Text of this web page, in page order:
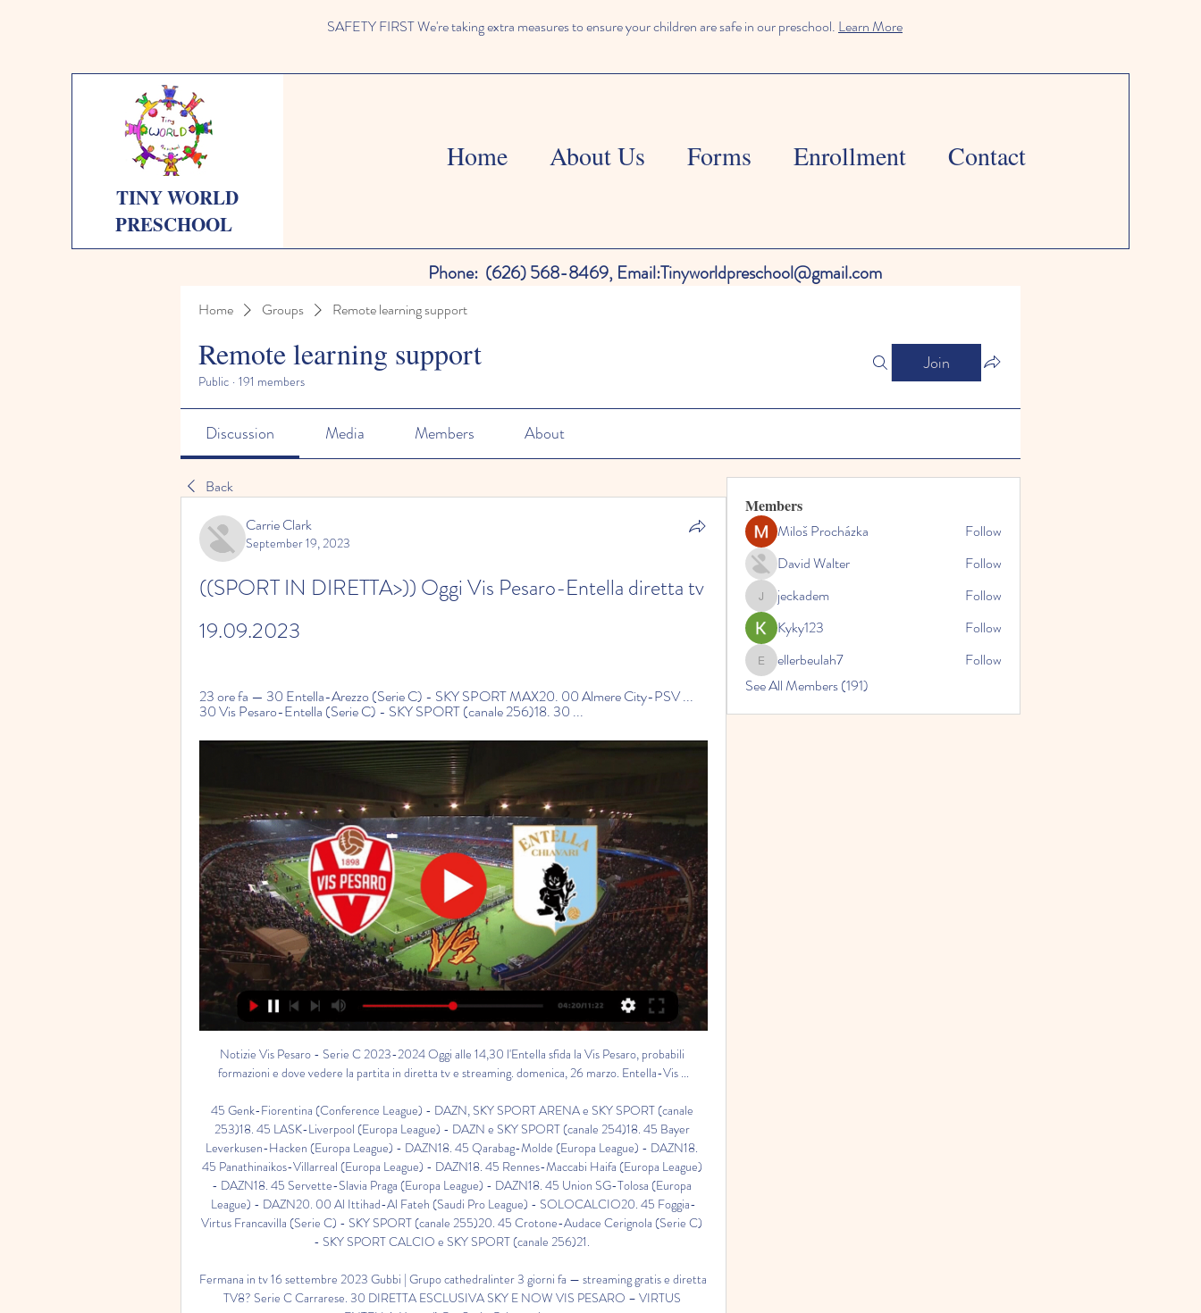
SAFETY FIRST We're taking extra measures to ensure your children are safe in our preschool. Learn More
TINY WORLD
PRESCHOOL
Home About Us Forms Enrollment Contact
Phone: (626) 568-8469, Email:Tinyworldpreschool@gmail.com
Home Groups Remote learning support
Remote learning support
Public · 191 members
Join
Discussion Media Members About
Back
Carrie Clark
September 19, 2023
((SPORT IN DIRETTA>)) Oggi Vis Pesaro-Entella diretta tv
19.09.2023
23 ore fa — 30 Entella-Arezzo (Serie C) - SKY SPORT MAX20. 00 Almere City-PSV ...
30 Vis Pesaro-Entella (Serie C) - SKY SPORT (canale 256)18. 30 ...
Notizie Vis Pesaro - Serie C 2023-2024 Oggi alle 14,30 l'Entella sfida la Vis Pesaro, probabili formazioni e dove vedere la partita in diretta tv e streaming. domenica, 26 marzo. Entella-Vis ...

45 Genk-Fiorentina (Conference League) - DAZN, SKY SPORT ARENA e SKY SPORT (canale 253)18. 45 LASK-Liverpool (Europa League) - DAZN e SKY SPORT (canale 254)18. 45 Bayer Leverkusen-Hacken (Europa League) - DAZN18. 45 Qarabag-Molde (Europa League) - DAZN18. 45 Panathinaikos-Villarreal (Europa League) - DAZN18. 45 Rennes-Maccabi Haifa (Europa League) - DAZN18. 45 Servette-Slavia Praga (Europa League) - DAZN18. 45 Union SG-Tolosa (Europa League) - DAZN20. 00 Al Ittihad-Al Fateh (Saudi Pro League) - SOLOCALCIO20. 45 Foggia-Virtus Francavilla (Serie C) - SKY SPORT (canale 255)20. 45 Crotone-Audace Cerignola (Serie C) - SKY SPORT CALCIO e SKY SPORT (canale 256)21. 

Fermana in tv 16 settembre 2023 Gubbi | Grupo cathedralinter 3 giorni fa — streaming gratis e diretta TV8? Serie C Carrarese. 30 DIRETTA ESCLUSIVA SKY E NOW VIS PESARO – VIRTUS ENTELLA Martedì OreSerie C, le partite ...

30 Porto-Gil Vicente (Campionato portoghese) - DAZN23. 30 Boca Juniors-Lanus (Campionato argentino) - SPORTITALIA, ONEFOOTBALL e MOLADOMENICA 24 SETTEMBRE01. 30 Atlanta United-Montreal Impact, Cincinnati-Charlotte, DC United-New York Red Bulls, New York City-Toronto, Philadelphia Union-Los Angeles (MLS) - APPLE TV02. 

00 Zona Serie A - DAZN15. 00 Atalanta-Cagliari (Serie A) - DAZN e ZONA DAZN (canale 214 Sky)15. 00 Udinese-Fiorentina (Serie A) - DAZN e ZONA DAZN 2 (canale 215 Sky)15. 00 Arsenal-Tottenham (Premier League) - SKY SPORT UNO15. 00 Liverpool-West Ham (Premier League) - SKY SPORT MAX15. 00 Torino-Roma (Campionato Primavera) - SOLOCALCIO16. 

Vis Pesaro - Virtus Entella in tv e streaming: dove vedere 26 mar 2023 — La partita tra Vis Pesaro e Virtus Entella sarà trasmessa in diretta tv su Sky (ma solo all'interno di diretta gol, in onda sul canale Sky Sport ...

Partita Virtus Entella vs Vis Pesaro - Girone B Partita Virtus Entella vs Vis Pesaro. foto e video partita Video/Foto. 23 08:15 Champions League 23/24, oggi i sorteggi: ecco dove guardare la diretta in Tv ...

00 Racing-Newell's (Campionato argentino) - SPORTITALIA, ONEFOOTBALL e MOLA02. 30 Houston Dynamo-Whitecaps, Sporting KC-Nashville, St. Louis City-Los Angeles FC (MLS) - APPLE TV02. 30 San Paolo-Fortaleza (Brasileirão) - ONEFOOTBALL e MOLA02. 30 Fluminense-Cruzeiro (Brasileirão) - SOLOCALCIO03. 30 Colorado Rapids-Seattle Sounders, Real Salt Lake-Dallas (MLS) - APPLE TV04. 30 LA Galaxy-Minnesota United, Portland Timbers-San José Earthquakes (MLS) - APPLE TV17. 00 Damak-Al Hilal (Saudi Pro League) - SPORTITALIA18. 

Guida TV: dove vedere tutto il calcio in diretta TV e streaming ... tv e streaming, con le partite di calcio in tv oggi e stasera. 18.30 Pergolettese-Triestina (Serie C) - SKY SPORT (canale 255); 18.30 Vis Pesaro-Entella ( ...

Vis Pesaro diretta tv 23 luglio | Chinese Storytime Group [[STREAMING=]] Oggi Monza - Vis Pesaro diretta tv 23 luglio 2023. Al Benatti di Diretta Vis Pesaro-Entella: dove vederla in tv e live streaming. Fiorentina ...

30 Svizzera-Italia (Nations League femminile) - RAI SPORT20. 00 Go Ahea Eagles-Fortuna Sittard (Eredivisie) - MOLA20. 00 Al Nassr-Al Ahli (Saudi Pro League) - LA7D20. 30 Palermo-Cosenza (Serie B) - DAZN e SKY SPORT (canale 252)20. 30 Stoccarda-Darmstadt (Bundesliga) - SKY SPORT ARENA20. 45 Lecce-Genoa (Serie A) - DAZN, SKY SPORT CALCIO e SKY SPORT (canale 251)21. 

Diretta Vis Pesaro-Entella: dove vederla in tv e live streaming 23 mar 2023 — Dove vederla in tv e in streaming. Puoi vedere Vis Pesaro-Entella in streaming live e on demand su DAZN. La partita sarà disponibile sulla ...

00 Zona Europa - DAZN21. 00 Diretta Gol Europa - SKY SPORT (canale 251)21. 00 Atalanta-Rakow (Europa League) - TV8, DAZN, SKY SPORT UNO, SKY SPORT 4K e SKY SPORT (canale 252)21. 00 Brighton-AEK (Europa League) - DAZN, SKY SPORT ARENA e SKY SPORT (canale 253)21. 00 West Ham-Backa Topola (Europa League) - DAZN e SKY SPORT (canale 254)21. 00 Olympiacos-Friburgo (Europa League) - DAZN21. 00 Ajax-Marsiglia (Europa League) - DAZN21. 

00 Monaco-Nizza (Ligue 1) - SKY SPORT UNO21. 00 Alaves-Athletic (Liga) - DAZNSABATO 23 SETTEMBRE01. 00 Corinthians-Botafogo (Brasileirão) - SPORTITALIA e ONEFOOTBALL11. 00 Lazio-Sassuolo (Campionato Primavera) - SOLOCALCIO11. 00 Sampdoria-Lecce (Campionato Primavera) - SPORTITALIA13. 00 Milan-Juventus (Campionato Primavera) - SPORTITALIA14. 00 Zona Gol Serie B - DAZN14. 00 Diretta Gol Serie B - SKY SPORT CALCIO14. 00 Cremonese-Ascoli (Serie B) - DAZN e SKY SPORT14. 

45 Sestri Levante-Pescara (Serie C) - SKY SPORT (canale 259)21. 00 Diretta Gol Champions League - SKY SPORT (canale 251) e INFINITY+21. 00 Lazio-Atletico Madrid (Champions League) - CANALE 5, SKY SPORT UNO, SKY SPORT 4K e SKY SPORT (canale 252)21. 00 PSG-Borussia D. (Champions League) - SKY SPORT ARENA, SKY SPORT (canale 253) e INFINITY+21. 00 Manchester City-Stella Rossa (Champions League) - SKY SPORT (canale 254) e INFINITY+21. 

00 Feralpisalò-Pisa (Serie B) - DAZN e SKY SPORT14. 00 Modena-Lecco (Serie B) - DAZN e SKY SPORT14. 00 Ternana-Sudtirol (Serie B) - DAZN e SKY SPORT14. 00 Brescia-Venezia (Serie B) - DAZN e SKY SPORT14. 00 Girona-Maiorca (Liga) - DAZN15. 00 Milan-Verona (Serie A) - DAZN e ZONA DAZN (canale 214 Sky)15. 00 Cagliari-Fiorentina (Campionato Primavera) - SOLOCALCIO15. 00 Empoli-Atalanta (Campionato Primavera) - SILIVE16. 00 Manchester City-Nottingham Forest (Premier League) - SKY SPORT UNO16. 15 Spezia-Reggiana (Serie B) - DAZN, SKY SPORT CALCIO e SKY SPORT (canale 251)16. 

30 Benevento-Taranto (Serie C) - SKY SPORT CALCIO e SKY SPORT (canale 255)18. 30 Messina-Turris (Serie C) - SKY SPORT (canale 256)18. 30 Brindisi-Monterosi (Serie C) - SKY SPORT (canale 257)18. 30 Sorrento-Avellino (Serie C) - SKY SPORT (canale 258)18. 30 Latina-Casertana (Serie C) - SKY SPORT (canale 259)18. 45 Zona Europa - DAZN18. 45 Diretta Gol Europa - SKY SPORT (canale 251)18. 45 Sheriff-Roma (Europa League) - DAZN, SKY SPORT UNO e SKY SPORT (canale 252)18. 

30 Chicago Fire-New England, Dallas-Columbus Crew, Sporting KC-Houston Dynamo, Minnesota United-St. Louis City (MLS) - APPLE TV03. 30 Real Salt Lake-Whitecaps (MLS) - APPLE TV04. 30 Portland Timbers-Colorado Rapids, San José Earthquakes-Nashville (MLS) - APPLE TV10. 30 Frosinone-Inter (Campionato Primavera) - SPORTITALIA12. 30 Empoli-Inter (Serie A) - DAZN, SKY SPORT CALCIO, SKY SPORT 4K e SKY SPORT (canale 251)14. 00 Real Sociedad-Getafe (Liga) - DAZN14. 00 Alessandria-Lumezzane (Serie C) - SKY SPORT14. 00 Fiorenzuola-Trento (Serie C) - SKY SPORT14. 00 Novara-Giana Erminio (Serie C) - SKY SPORT14. 00 Pro Patria-Triestina (Serie C) - SKY SPORT14. 30 Ajax-Feyenoord (Eredivisie) - MOLA15. 

[calcio**] Entella vs Sestri Levante in diretta streaming 16 3 giorni fa — 30 CALCIO (Serie C) – Carrarese-Vis Pesaro (diretta tv su Sky Sport oggi sabato 16 settembre, il relativo palinsesto tv e streaming.

30 Albinoleffe-Pro Patria (Serie C) - SKY SPORT (canale 255)18. 30 Trento-Legnago (Serie C) - SKY SPORT (canale 256)18. 30 Arzignano-Alessandria (Serie C) - SKY SPORT (canale 257)18. 30 Lumezzane-Fiorenzuola (Serie C) - SKY SPORT (canale 258)18. 30 Torres-Carrarese (Serie C) - SKY SPORT (canale 259)18. 45 Real Madrid-Union Berlino (Champions League) - SKY SPORT ARENA, SKY SPORT (canale 253) e INFINITY+18. 45 Galatasaray-Copenhagen (Champions League) - SKY SPORT MAX, SKY SPORT (canale 254) e INFINITY+20. 45 Virtus Verona-Vicenza (Serie C) - SKY SPORT CALCIO20. 45 Giana Erminio-Mantova (Serie C) - SKY SPORT (canale 257)20. 

DIRETTA/ Vis Pesaro Entella (risultato 2-1) streaming 27 feb 2022 — Diretta Vis Pesaro Entella streaming video tv: probabili formazioni, quote, orario e risultato live della partita valida per la 29^ giornata ...

[[[TRASMISSIONE IN DIRETTA!!]]=] Streaming Carrarese 3 giorni fa — Carrarese Calcio 1908 vs Vis Pesaro 1898 Calcio diretta online oggi 16/09 diretta tv 15 se 1 giorno fa — Carrarese, Vis Pesaro - Entella.

30 SPAL-Lucchese (Serie C) - SKY SPORT18. 30 Entella-Arezzo (Serie C) - SKY SPORT MAX20. 00 Almere City-PSV (Eredivisie) - MOLA20. 45 Lazio-Monza (Serie A) - DAZN, SKY SPORT UNO, SKY SPORT CALCIO, SKY SPORT 4K e SKY SPORT (canale 251)20. 45 Ancona-Juventus Next Gen (Serie C) - SKY SPORT20. 45 Fermana-Cesena (Serie C) - SKY SPORT20. 45 Gubbio-Vis Pesaro (Serie C) - SKY SPORT20. 45 Rimini-Perugia (Serie C) - SKY SPORT21. 00 Burnley-Manchester United (Premier League) - SKY SPORT MAX21. 00 Almeria-Valencia (Liga) - DAZN21. 

00 Barcellona-Anversa (Champions League) - SKY SPORT (canale 255) e INFINITY+21. 00 Feyenoord-Celtic (Champions League) - SKY SPORT (canale 256) e INFINITY+21. 00 Shakhtar-Porto (Champions League) - SKY SPORT (canale 257) e INFINITY+23. 45 Central Cordoba-Boca Juniors (Campionato argentino) - SOLOCALCIO, ONEFOOTBALL e MOLAMERCOLEDÌ 20 SETTEMBRE16. 00 Lilla-Olimpia Lubiana (Conference League) - SKY SPORT (canale 252)18. 30 Pro Vercelli-Pro Sesto (Serie C) - SKY SPORT CALCIO18. 

Virtus Entella Chiavari - Sito ufficiale Sito Ufficiale della Virtus Entella, squadra di calcio di Chiavari che partecipa al campionato di Serie C.

15 Osasuna-Siviglia (Liga) - DAZN18. 00 Sassuolo-Juventus (Serie A) - DAZN e ZONA DAZN (canale 214 Sky)18. 30 Barcellona-Celta (Liga) - DAZN18. 30 Brentford-Everton (Premier League) - SKY SPORT UNO18. 30 Werder Brema-Colonia (Bundesliga) - SKY SPORT CALCIO18. 30 Pontedera-Recanatese (Serie C) - SKY SPORT18. 

(GUARDA IN DIRETTA) DIRETTA Entella Sestri Levante gratis 3 giorni fa — diretta tv e streaming gratis. Recanatese Torres, Rimini Arezzo, Spal Vis Pesaro e Virtus Entella. 30 DC United-San. (STREAMING***) Streaming ...

(calcio>>) Streaming SPAL-Vis Pesaro in diretta 2 settembre Spal-Vis Pesaro oggi in tv: data, orario e diretta streaming Serie C 2023 diretta, le principali avversarie saranno Cesena, Entella e Perugia. Di Carlo ...

Vis Pesaro-Ent
Members
Miloš Procházka
Follow
David Walter
Follow
jeckadem
jeckadem
Follow
Kyky123
Follow
ellerbeulah7
ellerbeulah7
Follow
See All Members (191)